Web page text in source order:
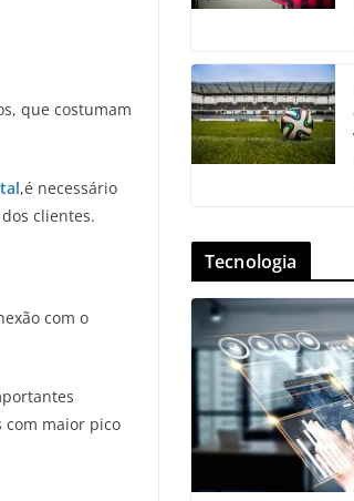
que costumam
,é necessário
clientes.
com o
com maior pico
Tecnologia